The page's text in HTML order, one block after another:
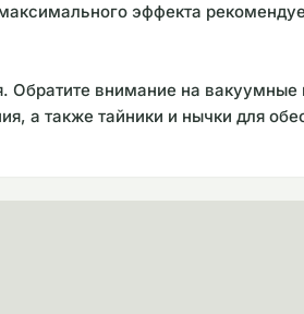
эффекта
Обратите внимание на вакуумные
а также тайники и нычки для